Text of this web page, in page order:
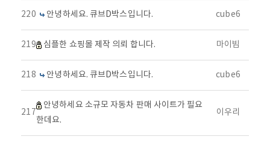
220 안녕하세요. 큐브D박스입니다. cube6
219 심플한 쇼핑몰 제작 의뢰 합니다. 마이빔
218 안녕하세요. 큐브D박스입니다. cube6
217
안녕하세요 소규모 자동차 판매 사이트가 필요
한데요.
이우리